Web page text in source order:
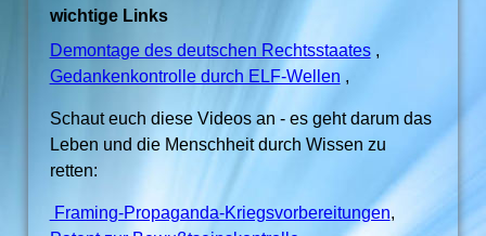
wichtige Links
Demontage des deutschen Rechtsstaates,
Gedankenkontrolle durch ELF-Wellen ,
Schaut euch diese Videos an - es geht darum das
Leben und die Menschheit durch Wissen zu
retten:
Framing-Propaganda-Kriegsvorbereitungen,